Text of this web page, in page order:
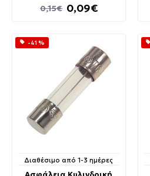
0,09€
0,15€
-41 %
Διαθέσιμο από 1-3 ημέρες